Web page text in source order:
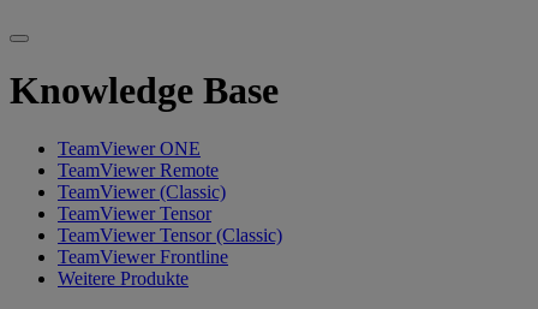
Knowledge Base
TeamViewer ONE
TeamViewer Remote
TeamViewer (Classic)
TeamViewer Tensor
TeamViewer Tensor (Classic)
TeamViewer Frontline
Weitere Produkte